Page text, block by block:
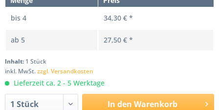
bis 4 34,30 € *
ab 5 27,50 € *
Inhalt: 1 Stück
inkl. MwSt.zzgl. Versandkosten
Lieferzeit ca. 2 - 5 Werktage
In den Warenkorb